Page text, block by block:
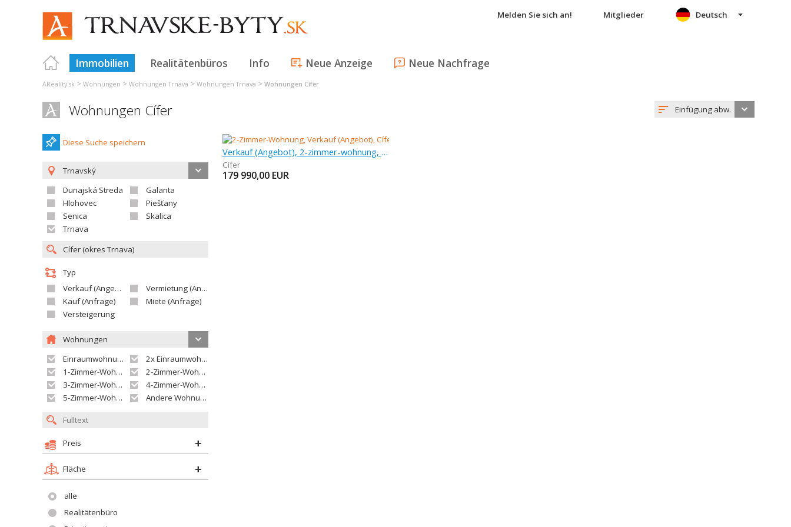
Melden Sie sich an! Mitglieder
Immobilien Realitätenbüros Info Neue Anzeige Neue Nachfrage
Deutsch
AReality.sk > Wohnungen > Wohnungen Trnava > Wohnungen Trnava > Wohnungen Cífer
Wohnungen Cífer Einfügung abw.
Diese Suche speichern
Trnavský
Dunajská Streda
Galanta
Hlohovec
Piešťany
Senica
Skalica
Trnava
Typ
Verkauf (Angebot)
Vermietung (Angebot)
Kauf (Anfrage)
Miete (Anfrage)
Versteigerung
Wohnungen
Einraumwohnung
2x Einraumwohnung
1-Zimmer-Wohnung
2-Zimmer-Wohnung
3-Zimmer-Wohnung
4-Zimmer-Wohnung
5-Zimmer-Wohnung und größer
Andere Wohnung
Preis
Fläche
alle
Realitätenbüro
Verkauf (Angebot), 2-zimmer-wohnung, 50 m
Cífer
179 990,00 EUR